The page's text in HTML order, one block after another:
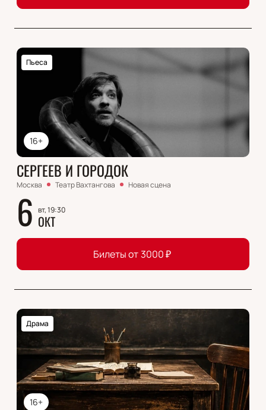
16+
Пьеса
СЕРГЕЕВ И ГОРОДОК
Москва Театр Вахтангова Новая сцена
6 вт, 19:30
ОКТ
Билеты от 3000₽
16+
Драма